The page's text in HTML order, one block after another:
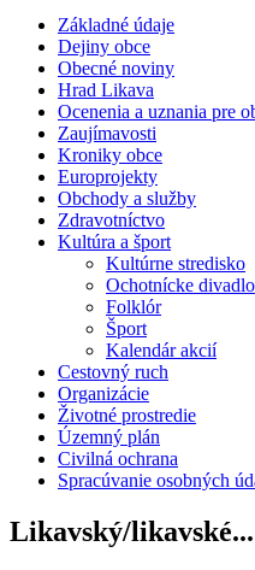
Základné údaje
Dejiny obce
Obecné noviny
Hrad Likava
Ocenenia a uznania pre
Zaujímavosti
Kroniky obce
Europrojekty
Obchody a služby
Zdravotníctvo
Kultúra a šport
Kultúrne stredisko
Ochotnícke divadlo
Folklór
Šport
Kalendár akcií
Cestovný ruch
Organizácie
Životné prostredie
Územný plán
Civilná ochrana
Spracúvanie osobných
Likavský/likavské...